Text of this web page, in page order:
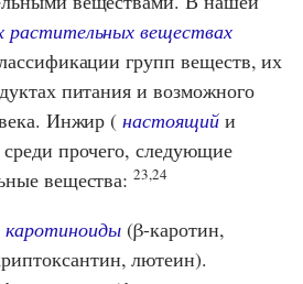
веществах
групп веществ, их
питания и возможного
Инжир (настоящийи
прочего, следующие
вещества:23,24
каротиноиды(β-каротин,
лютеин).